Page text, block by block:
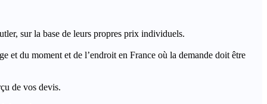
sur la base de leurs propres prix individuels.
et du moment et de l’endroit en France où la demande doit être
de vos devis.